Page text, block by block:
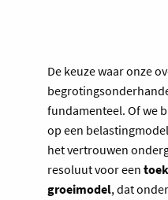
De keuze waar onze
fundamenteel. Of we
op een
het vertrouwen
resoluut voor een
groeimodel, dat